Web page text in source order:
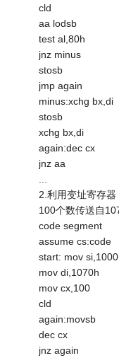
cld
aa lodsb
test al,80h
jnz minus
stosb
jmp again
minus:xchg bx,di
stosb
xchg bx,di
again:dec cx
jnz aa
...
2.利用变址寄存
100个数传送自
code segment
assume cs:code
start: mov
mov di,1070h
mov cx,100
cld
again:movsb
dec cx
jnz again